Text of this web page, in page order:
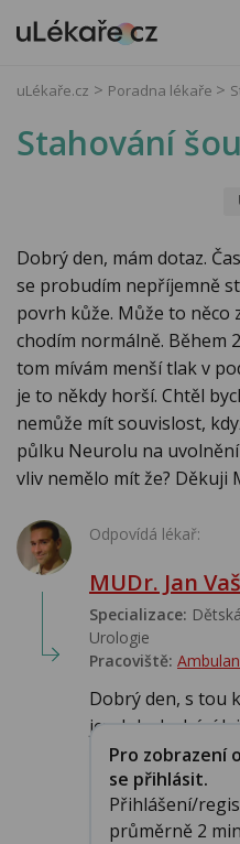
uLékaře.cz Poradna lékaře
Stahování
Dobrý den, mám dotaz.
se probudím nepříjemně
povrh kůže. Může to něco
chodím normálně. Během
tom mívám menší tlak v
je to někdy horší. Chtěl
nemůže mít souvislost,
půlku Neurolu na
vliv nemělo mít že? Děkuji
Odpovídá lékař:
MUDr. Jan
Specializace:
Urologie‎
Pracoviště:
Dobrý den, s tou
jev, kdy dochází k
Pro zobrazení
se přihlásit.
Přihlášení/
průměrně 2